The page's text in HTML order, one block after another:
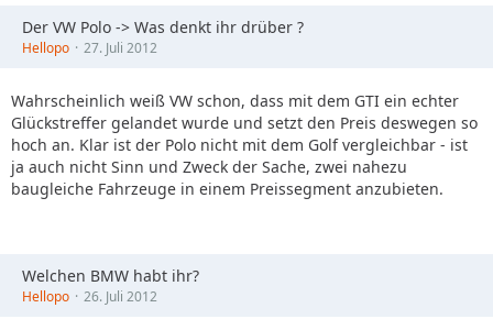
Der VW Polo -> Was denkt ihr drüber ?
Hellopo 27. Juli 2012
Wahrscheinlich weiß VW schon, dass mit dem GTI ein echter
Glückstreffer gelandet wurde und setzt den Preis deswegen so
hoch an. Klar ist der Polo nicht mit dem Golf vergleichbar - ist
ja auch nicht Sinn und Zweck der Sache, zwei nahezu
baugleiche Fahrzeuge in einem Preissegment anzubieten.
Welchen BMW habt ihr?
Hellopo 26. Juli 2012